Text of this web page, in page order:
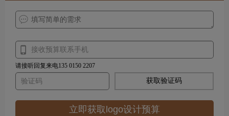
请接听回复来电135 0150 2207
获取验证码
立即获取logo设计预算